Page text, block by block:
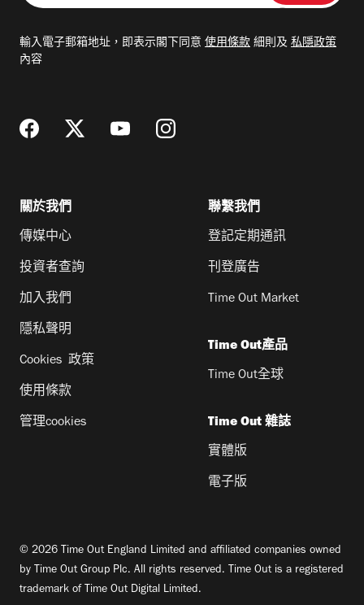
郵
輸入電子郵箱地址，即表示閣下同意 使用條款 細則及 私隱政策
內容
關於我們
傳媒中心
投資者查詢
加入我們
隱私聲明
Cookies 政策
使用條款
管理cookies
聯繫我們
登記定期通訊
刊登廣告
Time Out Market
Time Out產品
Time Out全球
Time Out 雜誌
實體版
電子版
© 2026 Time Out England Limited and affiliated companies owned
by Time Out Group Plc. All rights reserved. Time Out is a registered
trademark of Time Out Digital Limited.